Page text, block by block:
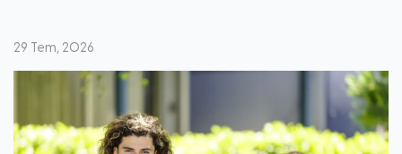
29 Tem, 2026